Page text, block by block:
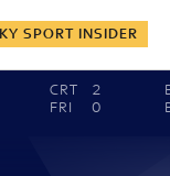
SPORT INSIDER
CRT
2
FRI
0